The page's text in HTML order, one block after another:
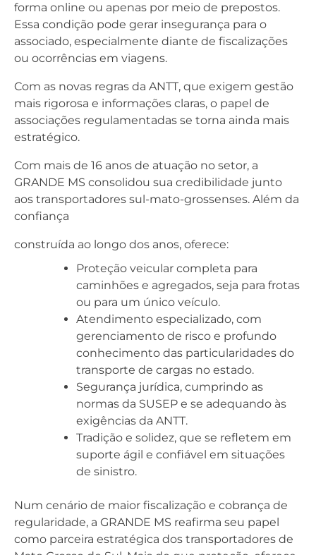
forma online ou apenas por meio de prepostos.
Essa condição pode gerar insegurança para o
associado, especialmente diante de fiscalizações
ou ocorrências em viagens.
Com as novas regras da ANTT, que exigem gestão
mais rigorosa e informações claras, o papel de
associações regulamentadas se torna ainda mais
estratégico.
Com mais de 16 anos de atuação no setor, a
GRANDE MS consolidou sua credibilidade junto
aos transportadores sul-mato-grossenses. Além da
confiança
construída ao longo dos anos, oferece:
Proteção veicular completa para
caminhões e agregados, seja para frotas
ou para um único veículo.
Atendimento especializado, com
gerenciamento de risco e profundo
conhecimento das particularidades do
transporte de cargas no estado.
Segurança jurídica, cumprindo as
normas da SUSEP e se adequando às
exigências da ANTT.
Tradição e solidez, que se refletem em
suporte ágil e confiável em situações
de sinistro.
Num cenário de maior fiscalização e cobrança de
regularidade, a GRANDE MS reafirma seu papel
como parceira estratégica dos transportadores de